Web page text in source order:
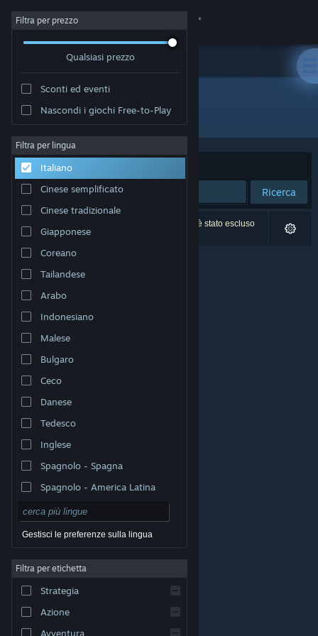
Accedi
Informazioni
Assistenza
Cambia la lingua
Ottieni l'app mobile di Steam
Visualizza il sito web per desktop
appartengono ai rispettivi proprietari negli Stati Uniti e
legali|
Steam| Rimborsi|
Filtra per prezzo
Qualsiasi prezzo
Sconti ed eventi
Nascondi i giochi Free-to-Play
Filtra per lingua
Italiano
Cinese semplificato
Cinese tradizionale
Giapponese
Coreano
Tailandese
Arabo
Indonesiano
Malese
Bulgaro
Ceco
Danese
Tedesco
Inglese
Spagnolo - Spagna
Spagnolo - America Latina
Gestisci le preferenze sulla lingua
Filtra per etichetta
Strategia
Azione
Avventura
Sviluppatore: The Harvest VR
Ordina per Rilevanza
Ricerca
0 risultati corrispondono alla tua ricerca. 1 titolo è stato escluso
in base alle tue preferenze.